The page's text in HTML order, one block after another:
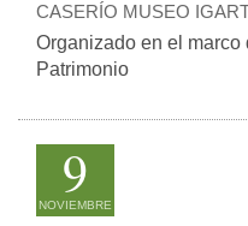
CASERÍO MUSEO
Organizado en el marco
Patrimonio
9
NOVIEMBRE